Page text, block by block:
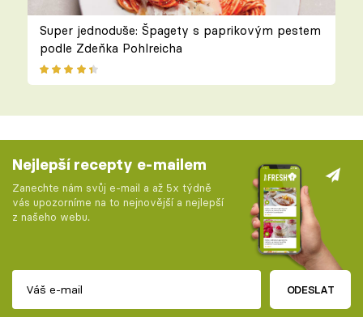
Super jednoduše: Špagety s paprikovým pestem
podle Zdeňka Pohlreicha
Nejlepší recepty e-mailem
Zanechte nám svůj e-mail a až 5x týdně
vás upozorníme na to nejnovější a nejlepší
z našeho webu.
ODESLAT